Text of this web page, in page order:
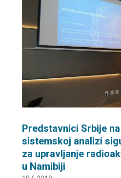
Predstavnici Srbije
sistemskoj analizi
za upravljanje
u Namibiji